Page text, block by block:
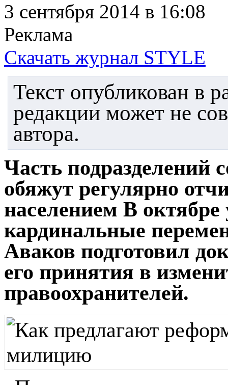
3 сентября 2014 в 16:08
Реклама
Скачать журнал STYLE
Текст опубликован в
редакции может не
автора.
Часть подразделений
обяжут регулярно
населением В
кардинальные
Аваков подготовил
его принятия в
правоохранителей.